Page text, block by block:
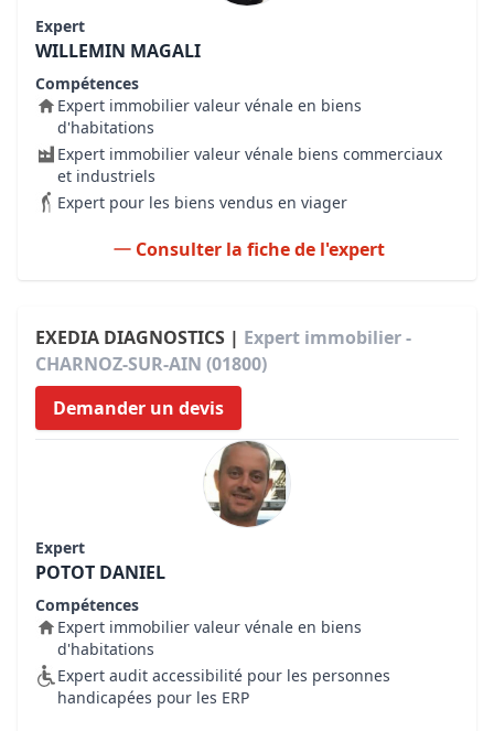
Expert
WILLEMIN MAGALI
Compétences
Expert immobilier valeur vénale en biens
d'habitations
Expert immobilier valeur vénale biens commerciaux
et industriels
Expert pour les biens vendus en viager
Consulter la fiche de l'expert
EXEDIA DIAGNOSTICS | Expert immobilier -
CHARNOZ-SUR-AIN (01800)
Demander un devis
Expert
POTOT DANIEL
Compétences
Expert immobilier valeur vénale en biens
d'habitations
Expert audit accessibilité pour les personnes
handicapées pour les ERP